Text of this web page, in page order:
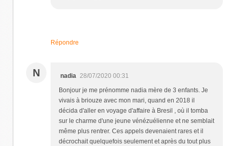
Répondre
N nadia
28/07/2020 00:31
Bonjour je me prénomme nadia mère de 3 enfants. Je
vivais à briouze avec mon mari, quand en 2018 il
décida d'aller en voyage d'affaire à Bresil , où il tomba
sur le charme d'une jeune vénézuélienne et ne semblait
même plus rentrer. Ces appels devenaient rares et il
décrochait quelquefois seulement et après du tout plus